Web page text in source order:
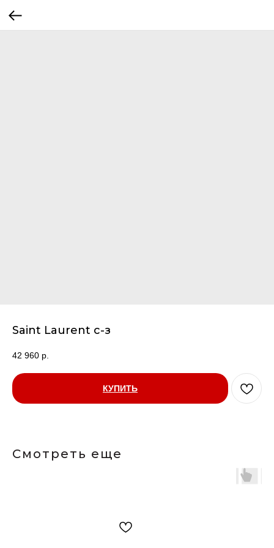
Saint Laurent с-з
42 960 р.
КУПИТЬ
Смотреть еще